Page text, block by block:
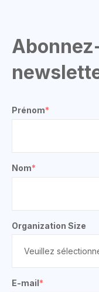
Prénom*
Nom*
Organization Size
E-mail*